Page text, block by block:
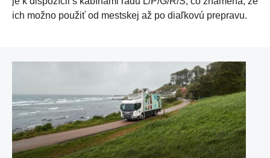
ich možno použiť od mestskej až po diaľkovú prepravu.